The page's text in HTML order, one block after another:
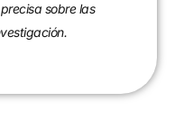
sobre las